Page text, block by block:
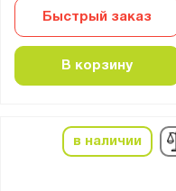
Быстрый заказ
В корзину
в наличии